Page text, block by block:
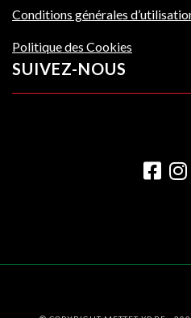
Conditions générales
Politique des Cookies
SUIVEZ-NOUS